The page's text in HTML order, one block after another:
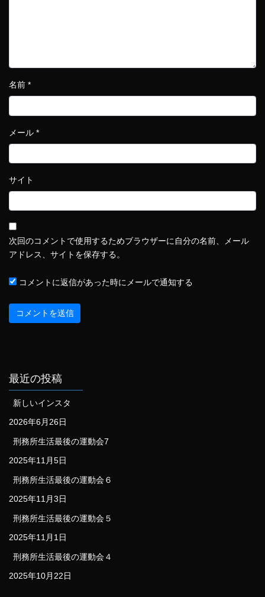
名前 *
メール *
サイト
次回のコメントで使用するためブラウザーに自分の名前、メール
アドレス、サイトを保存する。
コメントに返信があった時にメールで通知する
最近の投稿
新しいインスタ
2026年6月26日
刑務所生活最後の運動会7
2025年11月5日
刑務所生活最後の運動会６
2025年11月3日
刑務所生活最後の運動会５
2025年11月1日
刑務所生活最後の運動会４
2025年10月22日